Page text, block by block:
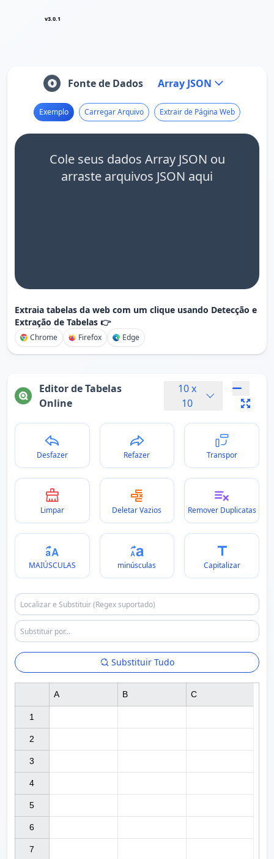
v3.0.1
Fonte de Dados Array JSON
Exemplo Carregar Arquivo Extrair de Página Web
Cole seus dados Array JSON ou
arraste arquivos JSON aqui
Extraia tabelas da web com um clique usando Detecção e
Extração de Tabelas 👉
Chrome Firefox Edge
Editor de Tabelas
Online
10x
10
Desfazer Refazer Transpor
Limpar Deletar Vazios Remover Duplicatas
MAIÚSCULAS minúsculas Capitalizar
Substituir Tudo
1
2
3
4
5
6
7
A B C